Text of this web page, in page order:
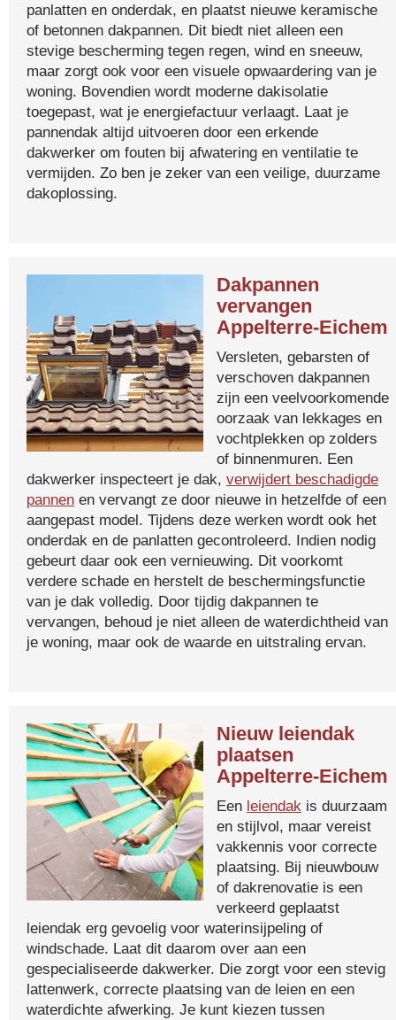
panlatten en onderdak, en plaatst nieuwe keramische
of betonnen dakpannen. Dit biedt niet alleen een
stevige bescherming tegen regen, wind en sneeuw,
maar zorgt ook voor een visuele opwaardering van je
woning. Bovendien wordt moderne dakisolatie
toegepast, wat je energiefactuur verlaagt. Laat je
pannendak altijd uitvoeren door een erkende
dakwerker om fouten bij afwatering en ventilatie te
vermijden. Zo ben je zeker van een veilige, duurzame
dakoplossing.
Dakpannen
vervangen
Appelterre-Eichem
Versleten, gebarsten of
verschoven dakpannen
zijn een veelvoorkomende
oorzaak van lekkages en
vochtplekken op zolders
of binnenmuren. Een
dakwerker inspecteert je dak, verwijdert beschadigde
pannen en vervangt ze door nieuwe in hetzelfde of een
aangepast model. Tijdens deze werken wordt ook het
onderdak en de panlatten gecontroleerd. Indien nodig
gebeurt daar ook een vernieuwing. Dit voorkomt
verdere schade en herstelt de beschermingsfunctie
van je dak volledig. Door tijdig dakpannen te
vervangen, behoud je niet alleen de waterdichtheid van
je woning, maar ook de waarde en uitstraling ervan.
Nieuw leiendak
plaatsen
Appelterre-Eichem
Een leiendak is duurzaam
en stijlvol, maar vereist
vakkennis voor correcte
plaatsing. Bij nieuwbouw
of dakrenovatie is een
verkeerd geplaatst
leiendak erg gevoelig voor waterinsijpeling of
windschade. Laat dit daarom over aan een
gespecialiseerde dakwerker. Die zorgt voor een stevig
lattenwerk, correcte plaatsing van de leien en een
waterdichte afwerking. Je kunt kiezen tussen